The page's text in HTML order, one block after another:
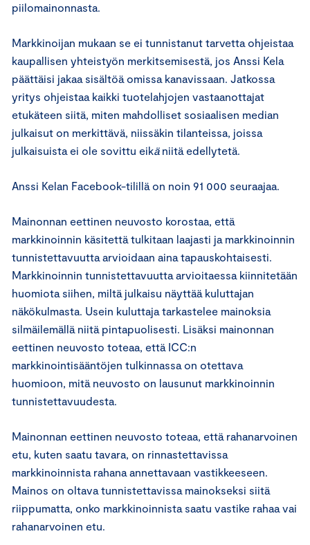
piilomainonnasta.
Markkinoijan mukaan se ei tunnistanut tarvetta ohjeistaa
kaupallisen yhteistyön merkitsemisestä, jos Anssi Kela
päättäisi jakaa sisältöä omissa kanavissaan. Jatkossa
yritys ohjeistaa kaikki tuotelahjojen vastaanottajat
etukäteen siitä, miten mahdolliset sosiaalisen median
julkaisut on merkittävä, niissäkin tilanteissa, joissa
julkaisuista ei ole sovittu eikä niitä edellytetä.
Anssi Kelan Facebook-tilillä on noin 91 000 seuraajaa.
Mainonnan eettinen neuvosto korostaa, että
markkinoinnin käsitettä tulkitaan laajasti ja markkinoinnin
tunnistettavuutta arvioidaan aina tapauskohtaisesti.
Markkinoinnin tunnistettavuutta arvioitaessa kiinnitetään
huomiota siihen, miltä julkaisu näyttää kuluttajan
näkökulmasta. Usein kuluttaja tarkastelee mainoksia
silmäilemällä niitä pintapuolisesti. Lisäksi mainonnan
eettinen neuvosto toteaa, että ICC:n
markkinointisääntöjen tulkinnassa on otettava
huomioon, mitä neuvosto on lausunut markkinoinnin
tunnistettavuudesta.
Mainonnan eettinen neuvosto toteaa, että rahanarvoinen
etu, kuten saatu tavara, on rinnastettavissa
markkinoinnista rahana annettavaan vastikkeeseen.
Mainos on oltava tunnistettavissa mainokseksi siitä
riippumatta, onko markkinoinnista saatu vastike rahaa vai
rahanarvoinen etu.